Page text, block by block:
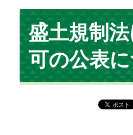
位
盛土規制
可の公表